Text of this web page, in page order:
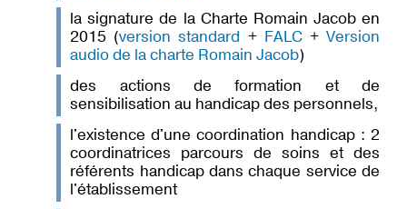
la signature de la Charte Romain Jacob en
2015 (version standard + FALC+Version
audio de la charte Romain Jacob)
des actions de formation et de
sensibilisation au handicap des personnels,
l'existence d'une coordination handicap : 2
coordinatrices parcours de soins et des
référents handicap dans chaque service de
l'établissement